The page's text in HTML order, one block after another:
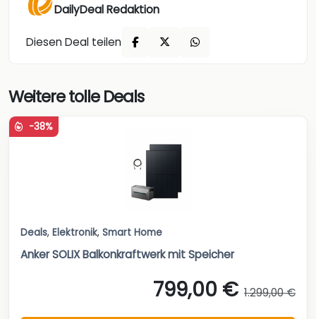
DailyDeal Redaktion
Diesen Deal teilen
Weitere tolle Deals
-38%
Deals, Elektronik, Smart Home
Anker SOLIX Balkonkraftwerk mit Speicher
799,00 € 1.299,00 €